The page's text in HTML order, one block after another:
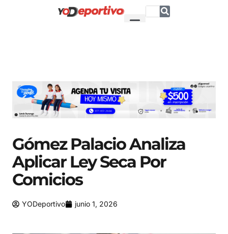
Gómez Palacio Analiza
Aplicar Ley Seca Por
Comicios
YODeportivo junio 1, 2026